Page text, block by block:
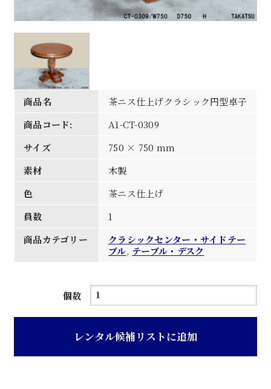
商品名
茶ニス仕上げクラシック円型卓子
商品コード:
A1-CT-0309
サイズ
750 × 750 mm
素材
木製
色
茶ニス仕上げ
員数
1
商品カテゴリー
クラシックセンター・サイドテー
ブル, テーブル・デスク
個数
茶
仕
レンタル候補リストに追加